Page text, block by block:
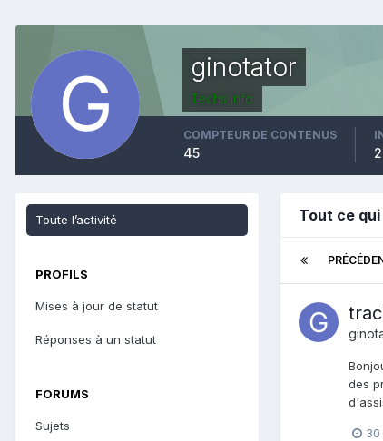
ginotator
Techs info
COMPTEUR DE CONTENUS
45
Toute l’activité
PROFILS
Mises à jour de statut
Réponses à un statut
FORUMS
Sujets
Tout ce
des